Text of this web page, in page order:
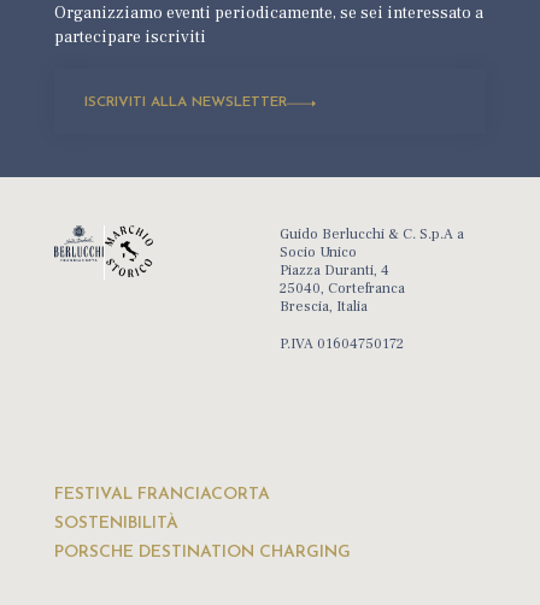
Organizziamo eventi periodicamente,se sei interessato a
partecipare iscriviti
ISCRIVITI ALLA NEWSLETTER
Guido Berlucchi & C. S.p.A a
Socio Unico
Piazza Duranti, 4
25040, Cortefranca
Brescia, Italia
P.IVA 01604750172
FESTIVAL FRANCIACORTA
SOSTENIBILITÀ
PORSCHE DESTINATION CHARGING